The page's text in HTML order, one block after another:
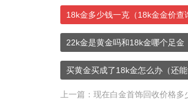
18k金多少钱一克（18k金金价查
22k金是黄金吗和18k金哪个足金
买黄金买成了18k金怎么办（还能
上一篇： 现在白金首饰回收价格多